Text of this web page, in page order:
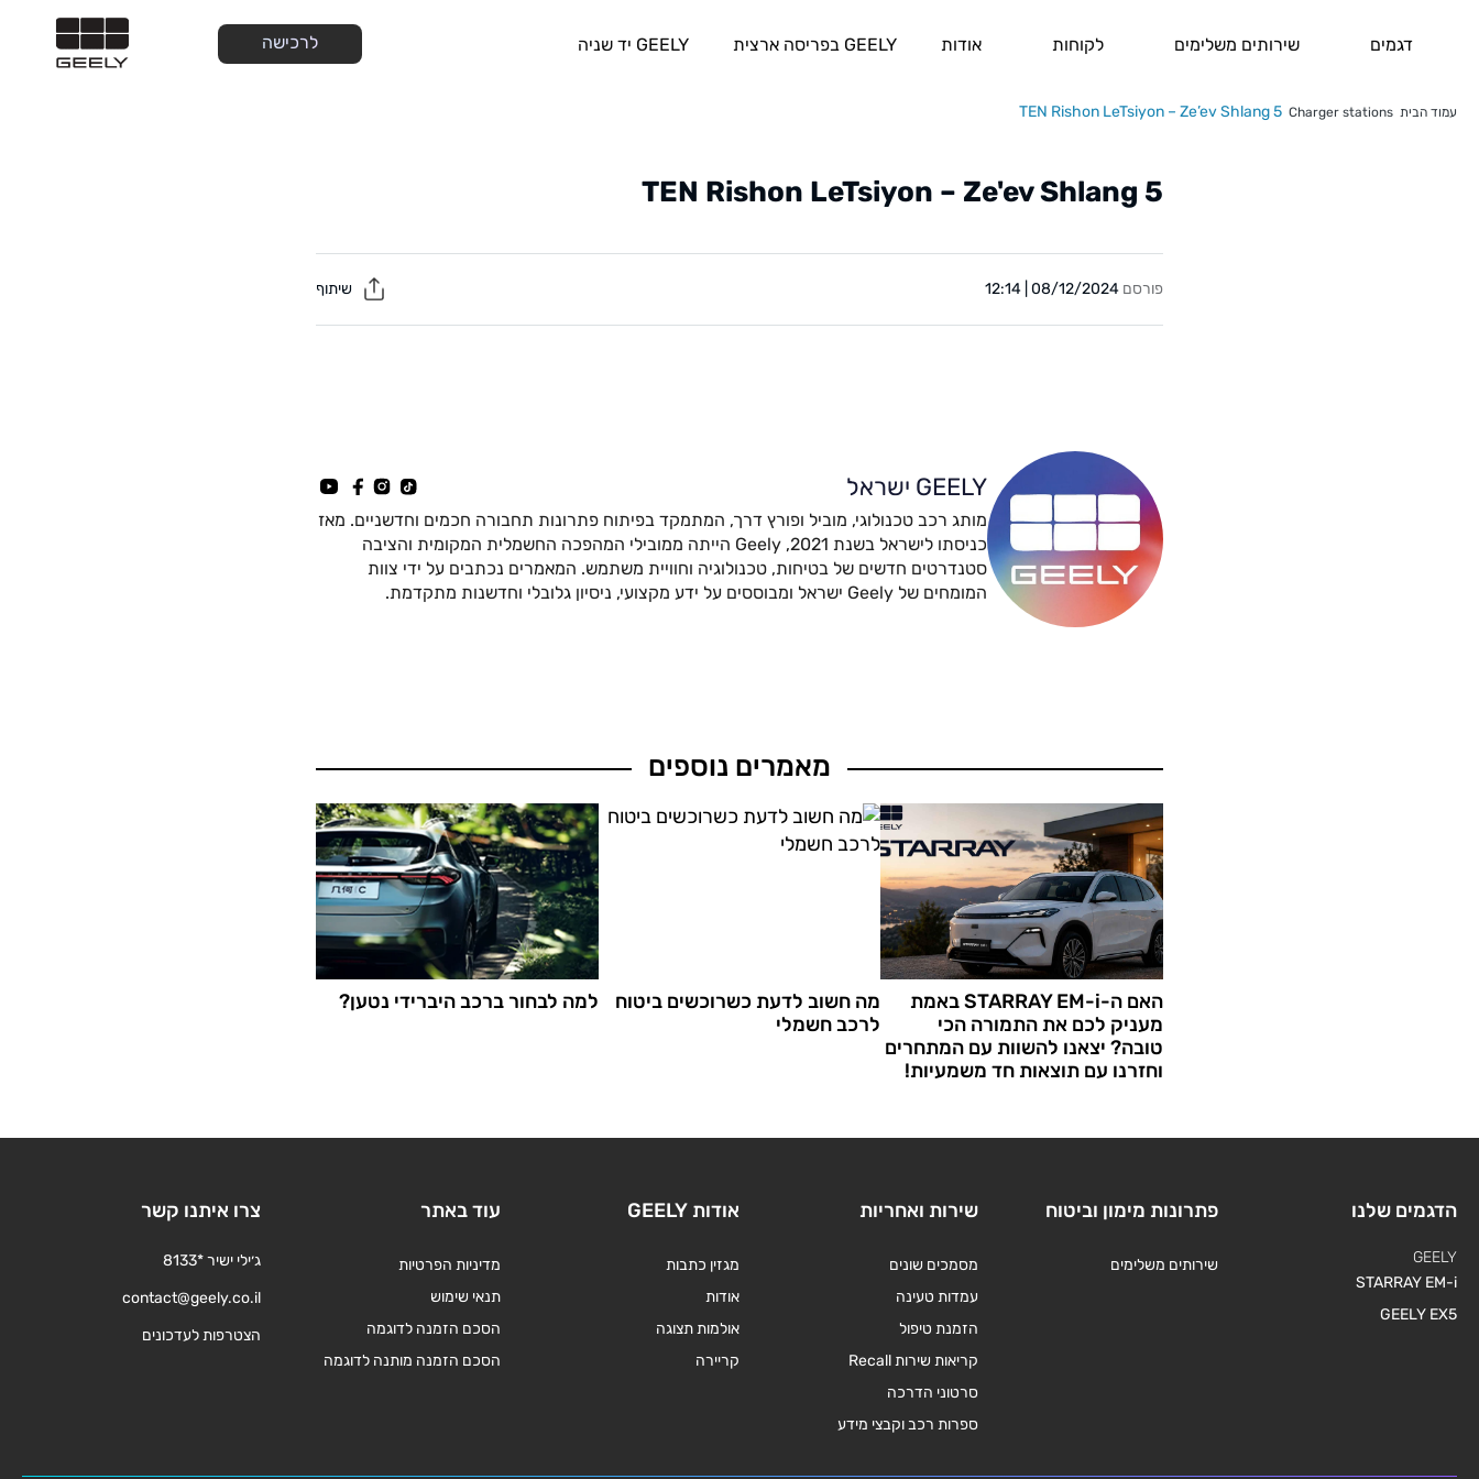
דגמים שירותים משלימים לקוחות אודות GEELY בפריסה ארצית GEELY יד שניה לרכישה
עמוד הבית Charger stations
TEN Rishon LeTsiyon – Ze’ev Shlang 5
TEN Rishon LeTsiyon – Ze'ev Shlang 5
פורסם 08/12/2024 | 12:14
GEELY ישראל
מותג רכב טכנולוגי, מוביל ופורץ דרך, המתמקד בפיתוח פתרונות תחבורה חכמים וחדשניים. מאז
כניסתו לישראל בשנת 2021, Geely הייתה ממובילי המהפכה החשמלית המקומית והציבה
סטנדרטים חדשים של בטיחות, טכנולוגיה וחוויית משתמש. המאמרים נכתבים על ידי צוות
המומחים של Geely ישראל ומבוססים על ידע מקצועי, ניסיון גלובלי וחדשנות מתקדמת.
מאמרים נוספים
האם ה-STARRAY EM-i באמת
מעניק לכם את התמורה הכי
טובה? יצאנו להשוות עם המתחרים
וחזרנו עם תוצאות חד משמעיות!
מה חשוב לדעת כשרוכשים ביטוח
לרכב חשמלי
למה לבחור ברכב היברידי נטען?
הדגמים שלנו
GEELY
STARRAY EM-i
GEELY EX5
פתרונות מימון וביטוח
שירותים משלימים
שירות ואחריות
מסמכים שונים
עמדות טעינה
הזמנת טיפול
קריאות שירות Recall
סרטוני הדרכה
ספרות רכב וקבצי מידע
אודות GEELY
מגזין כתבות
אודות
אולמות תצוגה
קריירה
עוד באתר
מדיניות הפרטיות
תנאי שימוש
הסכם הזמנה לדוגמה
הסכם הזמנה מותנה לדוגמה
צרו איתנו קשר
ג׳ילי ישיר *8133
contact@geely.co.il
הצטרפות לעדכונים